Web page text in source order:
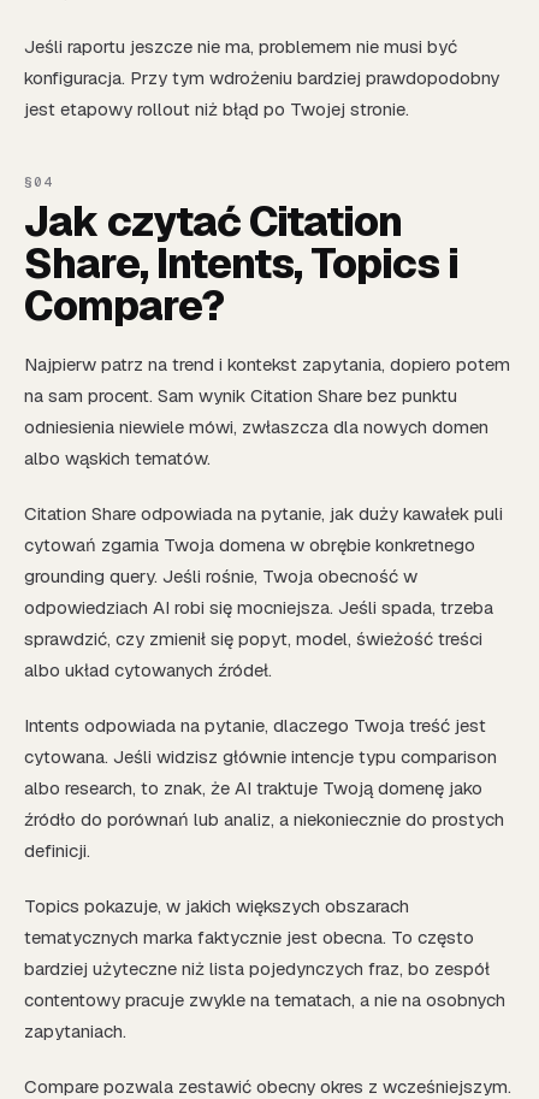
Jeśli raportu jeszcze nie ma, problemem nie musi być
konfiguracja. Przy tym wdrożeniu bardziej prawdopodobny
jest etapowy rollout niż błąd po Twojej stronie.
Jak czytać Citation
Share, Intents, Topics i
Compare?
Najpierw patrz na trend i kontekst zapytania, dopiero potem
na sam procent. Sam wynik Citation Share bez punktu
odniesienia niewiele mówi, zwłaszcza dla nowych domen
albo wąskich tematów.
Citation Share odpowiada na pytanie, jak duży kawałek puli
cytowań zgarnia Twoja domena w obrębie konkretnego
grounding query. Jeśli rośnie, Twoja obecność w
odpowiedziach AI robi się mocniejsza. Jeśli spada, trzeba
sprawdzić, czy zmienił się popyt, model, świeżość treści
albo układ cytowanych źródeł.
Intents odpowiada na pytanie, dlaczego Twoja treść jest
cytowana. Jeśli widzisz głównie intencje typu comparison
albo research, to znak, że AI traktuje Twoją domenę jako
źródło do porównań lub analiz, a niekoniecznie do prostych
definicji.
Topics pokazuje, w jakich większych obszarach
tematycznych marka faktycznie jest obecna. To często
bardziej użyteczne niż lista pojedynczych fraz, bo zespół
contentowy pracuje zwykle na tematach, a nie na osobnych
zapytaniach.
Compare pozwala zestawić obecny okres z wcześniejszym.